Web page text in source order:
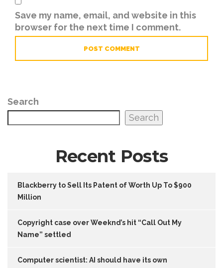
Save my name, email, and website in this
browser for the next time I comment.
Search
Search
Recent Posts
Blackberry to Sell Its Patent of Worth Up To $900
Million
Copyright case over Weeknd’s hit “Call Out My
Name” settled
Computer scientist: AI should have its own